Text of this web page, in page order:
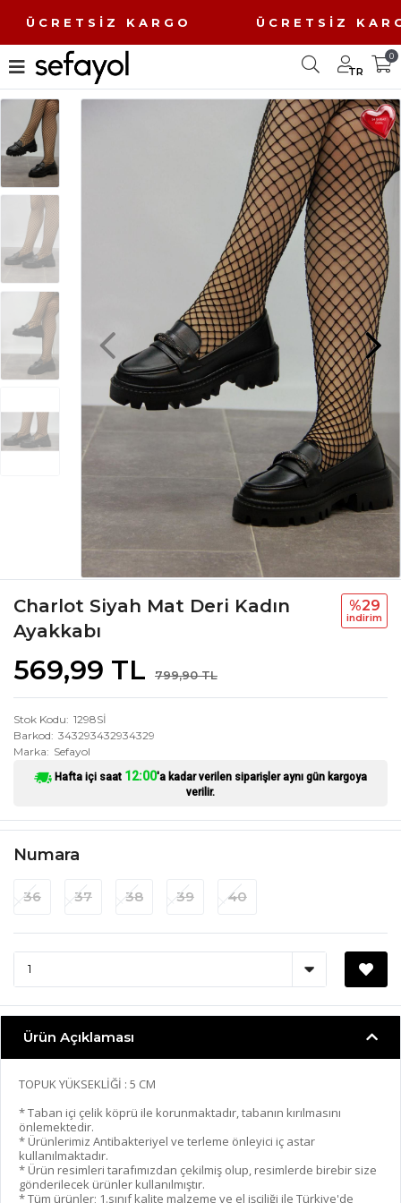
KARGO ÜCRETSİZ
TR
0
Charlot Siyah Mat Deri Kadın
Ayakkabı
569,99 TL 799,90 TL
%29
i̇ndi̇ri̇m
Stok Kodu 1298Sİ
Barkod 343293432934329
Marka
Sefayol
Hafta içi saat 12:00'a kadar verilen siparişler aynı gün kargoya
verilir.
Numara
36 37 38 39 40
Ürün Açıklaması
TOPUK YÜKSEKLİĞİ : 5 CM
* Taban içi çelik köprü ile korunmaktadır, tabanın kırılmasını
önlemektedir.
* Ürünlerimiz Antibakteriyel ve terleme önleyici iç astar
kullanılmaktadır.
* Ürün resimleri tarafımızdan çekilmiş olup, resimlerde birebir size
gönderilecek ürünler kullanılmıştır.
* Tüm ürünler; 1.sınıf kalite malzeme ve el işçiliği ile Türkiye'de